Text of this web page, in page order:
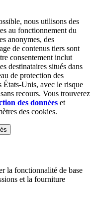
nous utilisons des
au fonctionnement du
anonymes, des
de contenus tiers sont
consentement inclut
destinataires situés dans
de protection des
États-Unis, avec le risque
recours. Vous trouverez
des données et
des cookies.
la fonctionnalité de base
et la fourniture